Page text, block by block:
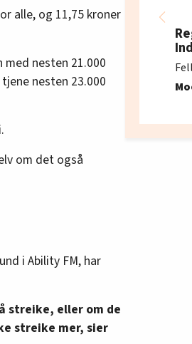
alle, og 11,75 kroner
nesten 21.000
nesten 23.000
om det også
i Ability FM, har
streike, eller om de
streike mer, sier